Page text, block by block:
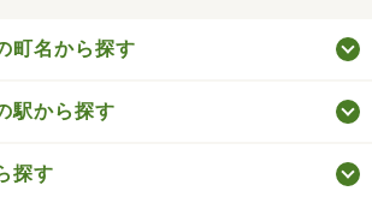
町名から探す
駅から探す
探す